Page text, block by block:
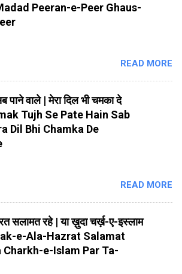
Peeran-e-Peer Ghaus-
READ MORE
वाले | मेरा दिल भी चमका दे
Tujh Se Pate Hain Sab
Dil Bhi Chamka De
READ MORE
रहे | या ख़ुदा चर्ख़-ए-इस्लाम
e-Ala-Hazrat Salamat
Charkh-e-Islam Par Ta-